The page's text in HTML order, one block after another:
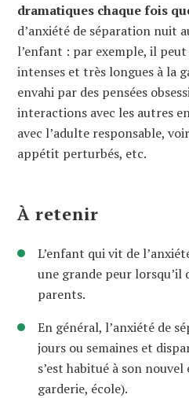
dramatiques chaque fois
d’anxiété de séparation nuit
l’enfant : par exemple, il
intenses et très longues à la
envahi par des pensées
interactions avec les autres
avec l’adulte responsable,
appétit perturbés, etc.
À retenir
L’enfant qui vit de
une grande peur lorsqu’il
parents.
En général, l’anxiété de
jours ou semaines et
s’est habitué à son
garderie, école).